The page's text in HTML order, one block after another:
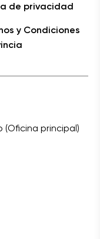
de privacidad
y Condiciones
(Oficina principal)